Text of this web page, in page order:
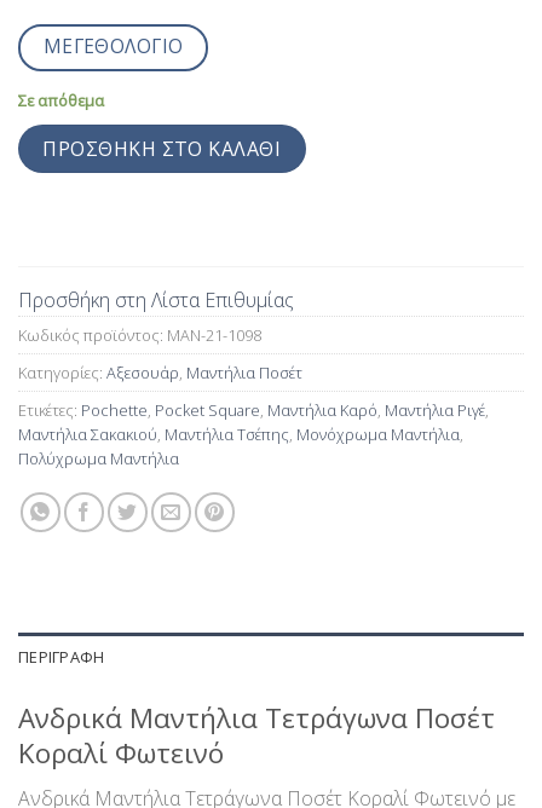
ΜΕΓΕΘΟΛΟΓΙΟ
Σε απόθεμα
ΠΡΟΣΘΉΚΗ ΣΤΟ ΚΑΛΆΘΙ
Προσθήκη στη Λίστα Επιθυμίας
Κωδικός προϊόντος: MAN-21-1098
Κατηγορίες: Αξεσουάρ, Μαντήλια Ποσέτ
Ετικέτες: Pochette, Pocket Square, Μαντήλια Καρό, Μαντήλια Ριγέ,
Μαντήλια Σακακιού, Μαντήλια Τσέπης, Μονόχρωμα Μαντήλια,
Πολύχρωμα Μαντήλια
ΠΕΡΙΓΡΑΦΉ
Ανδρικά Μαντήλια Τετράγωνα Ποσέτ
Κοραλί Φωτεινό
Ανδρικά Μαντήλια Τετράγωνα Ποσέτ Κοραλί Φωτεινό με